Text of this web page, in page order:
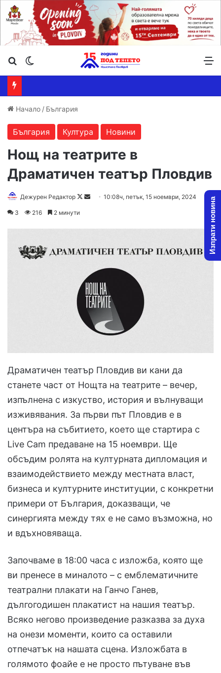
Търсене ...
Начало / България
България Култура Новини
Нощ на театрите в
Драматичен театър Пловдив
Дежурен Редактор
Follow
Send10:08ч, петък, 15 ноември, 2024
3 216 2 минути
Драматичен театър Пловдив ви кани да
станете част от Нощта на театрите – вечер,
изпълнена с изкуство, история и вълнуващи
изживявания. За първи път Пловдив е в
центъра на събитието, което ще стартира с
Live Cam предаване на 15 ноември. Ще
обсъдим ролята на културната дипломация и
взаимодействието между местната власт,
бизнеса и културните институции, с конкретни
примери от България, доказващи, че
синергията между тях е не само възможна, но
и вдъхновяваща.
Започваме в 18:00 часа с изложба, която ще
ви пренесе в миналото – с емблематичните
театрални плакати на Ганчо Ганев,
дългогодишен плакатист на нашия театър.
Всяко неговo произведениe разказва за духа
на онези моменти, които са оставили
отпечатък на нашата сцена. Изложбата в
голямото фоайе е не просто пътуване във
Изпрати новина